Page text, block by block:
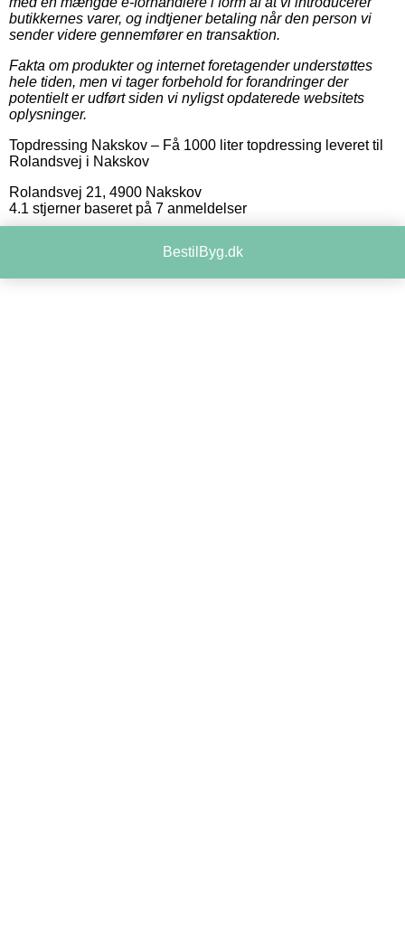
butikkernes varer, og indtjener betaling når den person vi
sender videre gennemfører en transaktion.
Fakta om produkter og internet foretagender understøttes
hele tiden, men vi tager forbehold for forandringer der
potentielt er udført siden vi nyligst opdaterede websitets
oplysninger.
Topdressing Nakskov – Få 1000 liter topdressing leveret til
Rolandsvej i Nakskov
Rolandsvej 21, 4900 Nakskov
4.1 stjerner baseret på 7 anmeldelser
BestilByg.dk